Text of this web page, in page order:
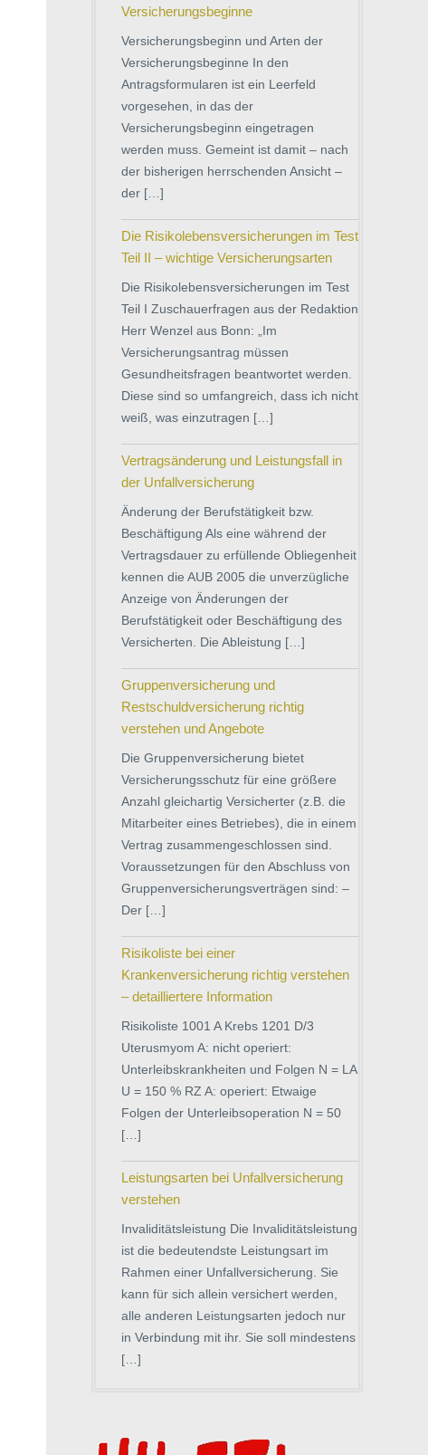
Versicherungsbeginne
Versicherungsbeginn und Arten der
Versicherungsbeginne In den
Antragsformularen ist ein Leerfeld
vorgesehen, in das der
Versicherungsbeginn eingetragen
werden muss. Gemeint ist damit – nach
der bisherigen herrschenden Ansicht –
der […]
Die Risikolebensversicherungen im Test
Teil II – wichtige Versicherungsarten
Die Risikolebensversicherungen im Test
Teil I Zuschauerfragen aus der Redaktion
Herr Wenzel aus Bonn: „Im
Versicherungsantrag müssen
Gesundheitsfragen beantwortet werden.
Diese sind so umfangreich, dass ich nicht
weiß, was einzutragen […]
Vertragsänderung und Leistungsfall in
der Unfallversicherung
Änderung der Berufstätigkeit bzw.
Beschäftigung Als eine während der
Vertragsdauer zu erfüllende Obliegenheit
kennen die AUB 2005 die unverzügliche
Anzeige von Änderungen der
Berufstätigkeit oder Beschäftigung des
Versicherten. Die Ableistung […]
Gruppenversicherung und
Restschuldversicherung richtig
verstehen und Angebote
Die Gruppenversicherung bietet
Versicherungsschutz für eine größere
Anzahl gleichartig Versicherter (z.B. die
Mitarbeiter eines Betriebes), die in einem
Vertrag zusammengeschlossen sind.
Voraussetzungen für den Abschluss von
Gruppenversicherungsverträgen sind: –
Der […]
Risikoliste bei einer
Krankenversicherung richtig verstehen
– detailliertere Information
Risikoliste 1001 A Krebs 1201 D/3
Uterusmyom A: nicht operiert:
Unterleibskrankheiten und Folgen N = LA
U = 150 % RZ A: operiert: Etwaige
Folgen der Unterleibs­operation N = 50
[…]
Leistungsarten bei Unfallversicherung
verstehen
Invaliditätsleistung Die Invaliditätsleistung
ist die bedeutendste Leistungsart im
Rahmen einer Unfallversicherung. Sie
kann für sich allein versichert werden,
alle anderen Leistungsarten jedoch nur
in Verbindung mit ihr. Sie soll mindestens
[…]